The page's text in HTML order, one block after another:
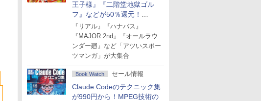
王子様』『二階堂地獄ゴル
フ』などが50％還元！
Amazonマンガ週末セール
『リアル』『ハナバス』
『MAJOR 2nd』『オールラウ
ンダー廻』など「アツいスポー
ツマンガ」が大集合
Book Watch セール情報
Claude Codeのテクニック集
が990円から！MPEG技術の